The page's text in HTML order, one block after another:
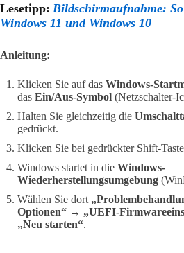
Lesetipp: Bildschirmaufnahme: So
Windows 11 und Windows 10
Anleitung:
Klicken Sie auf das Windows-
das Ein/Aus-Symbol (Netzschalter-
Halten Sie gleichzeitig die
gedrückt.
Klicken Sie bei gedrückter Shift-
Windows startet in die Windows-
Wiederherstellungsumgebung
Wählen Sie dort
Optionen“ → „UEFI-
„Neu starten“.